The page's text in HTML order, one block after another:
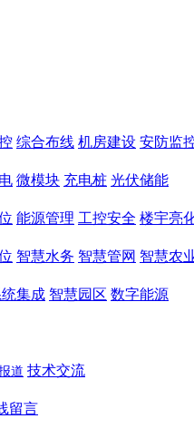
综合布线 机房建设 安防监
微模块 充电桩 光伏储能
能源管理 工控安全 楼宇亮
智慧水务 智慧管网 智慧农
集成 智慧园区 数字能源
道 技术交流
留言